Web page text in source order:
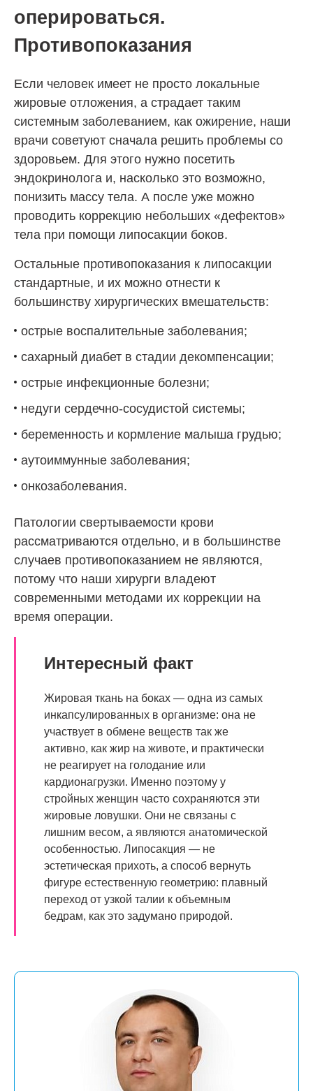
оперироваться.
Противопоказания
Если человек имеет не просто локальные
жировые отложения, а страдает таким
системным заболеванием, как ожирение, наши
врачи советуют сначала решить проблемы со
здоровьем. Для этого нужно посетить
эндокринолога и, насколько это возможно,
понизить массу тела. А после уже можно
проводить коррекцию небольших «дефектов»
тела при помощи липосакции боков.
Остальные противопоказания к липосакции
стандартные, и их можно отнести к
большинству хирургических вмешательств:
острые воспалительные заболевания;
сахарный диабет в стадии декомпенсации;
острые инфекционные болезни;
недуги сердечно-сосудистой системы;
беременность и кормление малыша грудью;
аутоиммунные заболевания;
онкозаболевания.
Патологии свертываемости крови
рассматриваются отдельно, и в большинстве
случаев противопоказанием не являются,
потому что наши хирурги владеют
современными методами их коррекции на
время операции.
Интересный факт
Жировая ткань на боках — одна из самых
инкапсулированных в организме: она не
участвует в обмене веществ так же
активно, как жир на животе, и практически
не реагирует на голодание или
кардионагрузки. Именно поэтому у
стройных женщин часто сохраняются эти
жировые ловушки. Они не связаны с
лишним весом, а являются анатомической
особенностью. Липосакция — не
эстетическая прихоть, а способ вернуть
фигуре естественную геометрию: плавный
переход от узкой талии к объемным
бедрам, как это задумано природой.